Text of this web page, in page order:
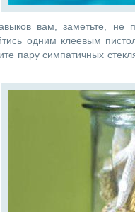
вам, заметьте,
одним клеевым
пару симпатичных